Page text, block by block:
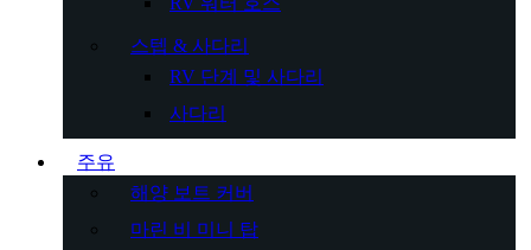
스텝 & 사다리
RV 단계 및 사다리
사다리
주유
해양 보트 커버
마린 비 미니 탑